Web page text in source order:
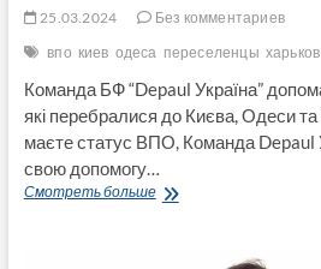
25.03.2024
Без комментариев
впо киев одеса переселенцы харьков
Команда БФ “Depaul Україна”
які перебралися до Києва, Одеси
маєте статус ВПО, Команда Depaul
свою допомогу…
Смотреть большеПереселенці